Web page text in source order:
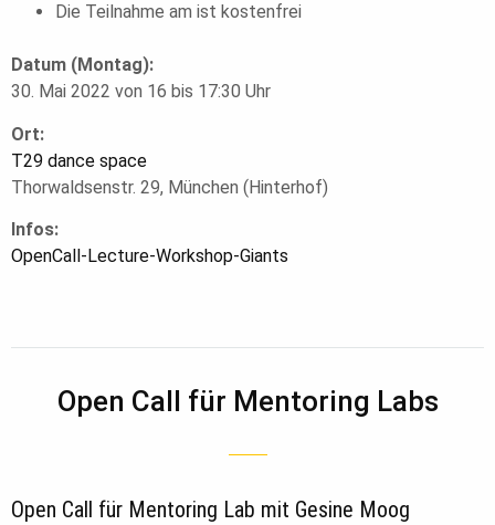
Die Teilnahme am ist kostenfrei
Datum (Montag):
30. Mai 2022 von 16 bis 17:30 Uhr
Ort:
T29 dance space
Thorwaldsenstr. 29, München (Hinterhof)
Infos:
OpenCall-Lecture-Workshop-Giants
Open Call für Mentoring Labs
Open Call für Mentoring Lab mit Gesine Moog